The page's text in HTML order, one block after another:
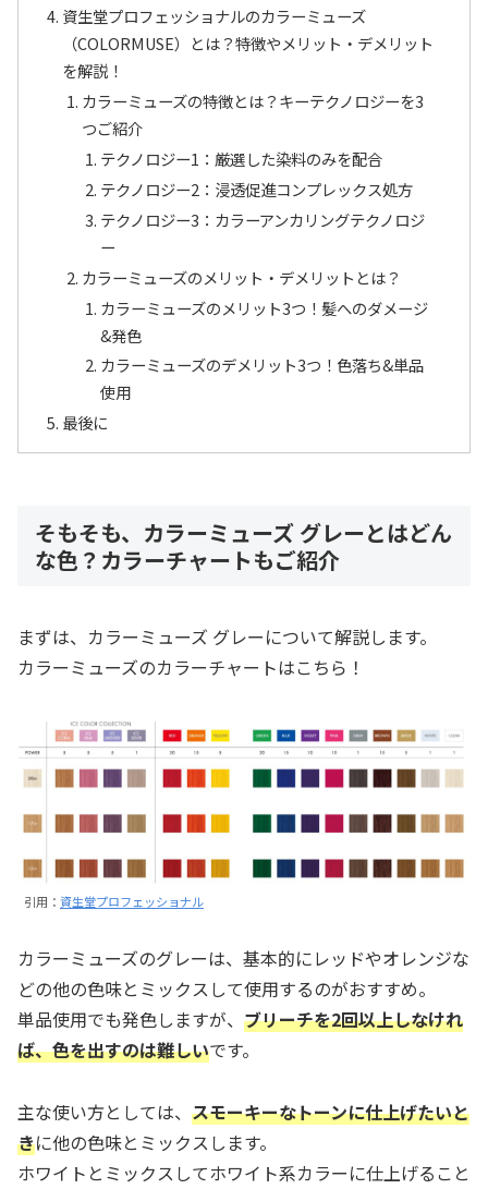
資生堂プロフェッショナルのカラーミューズ
（COLORMUSE）とは？特徴やメリット・デメリット
を解説！
カラーミューズの特徴とは？キーテクノロジーを3
つご紹介
テクノロジー1：厳選した染料のみを配合
テクノロジー2：浸透促進コンプレックス処方
テクノロジー3：カラーアンカリングテクノロジ
ー
カラーミューズのメリット・デメリットとは？
カラーミューズのメリット3つ！髪へのダメージ
&発色
カラーミューズのデメリット3つ！色落ち&単品
使用
最後に
そもそも、カラーミューズ グレーとはどん
な色？カラーチャートもご紹介
まずは、カラーミューズ グレーについて解説します。
カラーミューズのカラーチャートはこちら！
引用： 資生堂プロフェッショナル
カラーミューズのグレーは、基本的にレッドやオレンジな
どの他の色味とミックスして使用するのがおすすめ。
単品使用でも発色しますが、 ブリーチを2回以上しなけれ
ば、色を出すのは難しいです。
主な使い方としては、 スモーキーなトーンに仕上げたいと
きに他の色味とミックスします。
ホワイトとミックスしてホワイト系カラーに仕上げること